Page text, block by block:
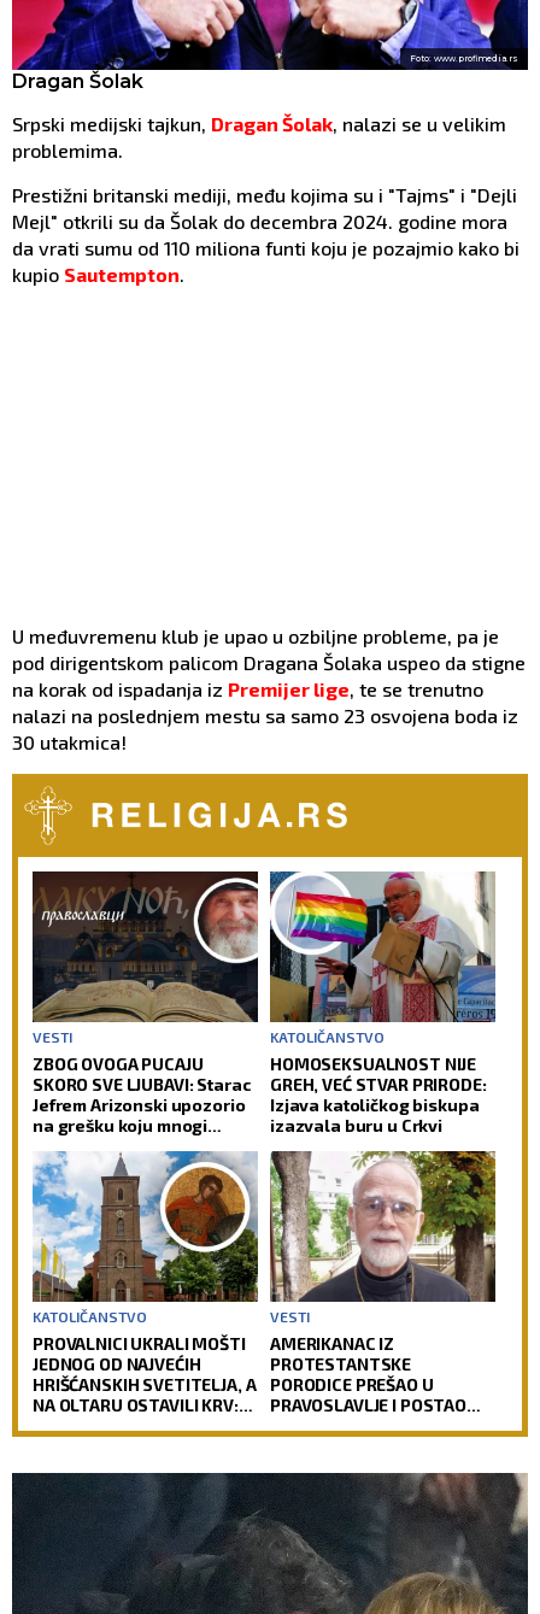
Foto: www.profimedia.rs
Dragan Šolak
Srpski medijski tajkun, Dragan Šolak, nalazi se u velikim
problemima.
Prestižni britanski mediji, među kojima su i "Tajms" i "Dejli
Mejl" otkrili su da Šolak do decembra 2024. godine mora
da vrati sumu od 110 miliona funti koju je pozajmio kako bi
kupio Sautempton.
U međuvremenu klub je upao u ozbiljne probleme, pa je
pod dirigentskom palicom Dragana Šolaka uspeo da stigne
na korak od ispadanja iz Premijer lige, te se trenutno
nalazi na poslednjem mestu sa samo 23 osvojena boda iz
30 utakmica!
VESTI
ZBOG OVOGA PUCAJU
SKORO SVE LJUBAVI: Starac
Jefrem Arizonski upozorio
na grešku koju mnogi
KATOLIČANSTVO
HOMOSEKSUALNOST NIJE
GREH, VEĆ STVAR PRIRODE:
Izjava katoličkog biskupa
izazvala buru u Crkvi
KATOLIČANSTVO
PROVALNICI UKRALI MOŠTI
JEDNOG OD NAJVEĆIH
HRIŠĆANSKIH SVETITELJA, A
NA OLTARU OSTAVILI KRV:
VESTI
AMERIKANAC IZ
PROTESTANTSKE
PORODICE PREŠAO U
PRAVOSLAVLJE I POSTAO
putu preobraćenja